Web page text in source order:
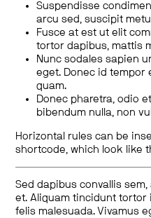
Suspendisse
arcu sed, suscipit
Fusce at est ut elit
tortor dapibus, mattis
Nunc sodales sapien
eget. Donec id tempor
quam.
Donec pharetra, odio
bibendum nulla, non
Horizontal rules can be
shortcode, which look like
Sed dapibus convallis
et. Aliquam tincidunt tortor
felis malesuada. Vivamus